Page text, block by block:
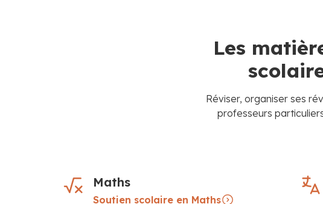
Les
Réviser, organiser ses
professeurs
Maths
Soutien scolaire en Maths